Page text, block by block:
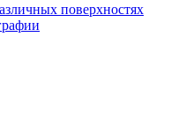
поверхностях